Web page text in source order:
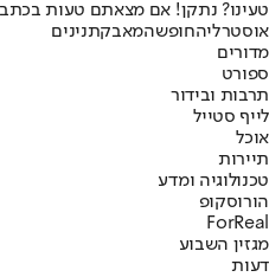
טעינו? נתקן! אם מצאתם טעות
אוסטרליהחופשהמאבקתנינים
מדורים
ספורט
תרבות ובידור
לייף סטייל
אוכל
תיירות
טכנולוגיה ומדע
הורוסקופ
ForReal
מגזין השבוע
דעות